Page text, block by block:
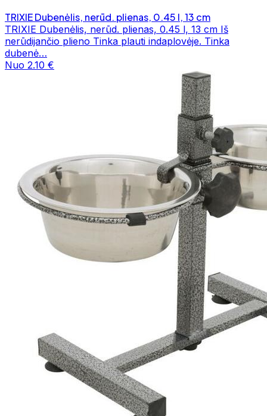
TRIXIE Dubenėlis, nerūd. plienas, 0.45 l, 13 cm
TRIXIE Dubenėlis, nerūd. plienas, 0.45 l, 13 cm Iš
nerūdijančio plieno Tinka plauti indaplovėje. Tinka
dubenė…
Nuo 2.10 €